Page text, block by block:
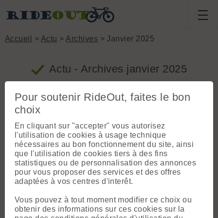
Accueil > Actu > Archives > Janvier 2025
Actu - Archives janvier 2025
Il n'y a pas d'archive pour ce mois
Archives
Pour soutenir RideOut, faites le bon
choix
En cliquant sur "accepter" vous autorisez
l'utilisation de cookies à usage technique
nécessaires au bon fonctionnement du site, ainsi
que l'utilisation de cookies tiers à des fins
statistiques ou de personnalisation des annonces
pour vous proposer des services et des offres
adaptées à vos centres d'interêt.
Vous pouvez à tout moment modifier ce choix ou
obtenir des informations sur ces cookies sur la